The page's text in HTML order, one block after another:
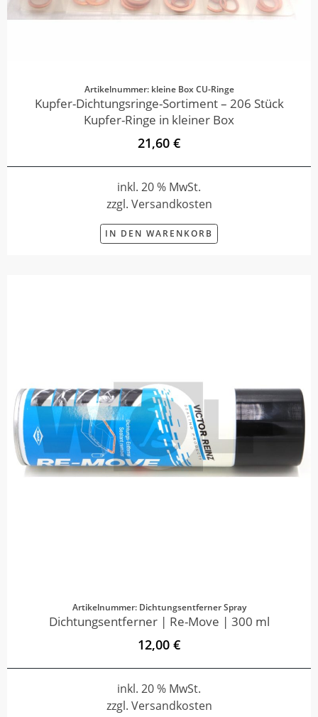
Artikelnummer: kleine Box CU-Ringe
Kupfer-Dichtungsringe-Sortiment – 206 Stück
Kupfer-Ringe in kleiner Box
21,60 €
inkl. 20 % MwSt.
zzgl. Versandkosten
IN DEN WARENKORB
Artikelnummer: Dichtungsentferner Spray
Dichtungsentferner | Re-Move | 300 ml
12,00 €
inkl. 20 % MwSt.
zzgl. Versandkosten